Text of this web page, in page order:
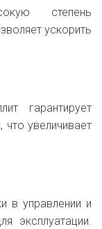
степень
ускорить
гарантирует
увеличивает
в управлении и
эксплуатации.